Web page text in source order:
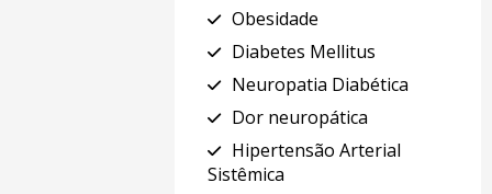
Obesidade
Diabetes Mellitus
Neuropatia Diabética
Dor neuropática
Hipertensão Arterial
Sistêmica